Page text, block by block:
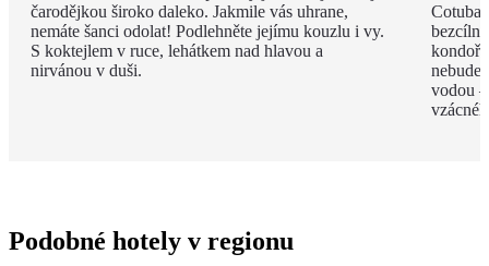
čarodějkou široko daleko. Jakmile vás uhrane,
nemáte šanci odolat! Podlehněte jejímu kouzlu i vy.
S koktejlem v ruce, lehátkem nad hlavou a
nirvánou v duši.
vodou
Podobné hotely v regionu